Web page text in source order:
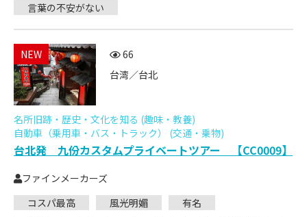
言葉の不安がない
NEW
66
台湾／台北
名所旧跡・歴史・文化を知る (趣味・教養)
自動車（乗用車・バス・トラック） (交通・乗物)
台北発 九份カスタムプライベートツアー 【CC0009】
ファインメーカーズ
コスパ最高
風光明媚
有名